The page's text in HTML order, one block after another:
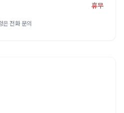
휴무
은 전화 문의